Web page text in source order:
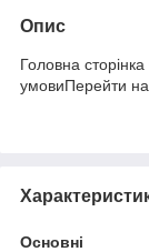
Опис
Головна сторінка
умовиПерейти
Основні